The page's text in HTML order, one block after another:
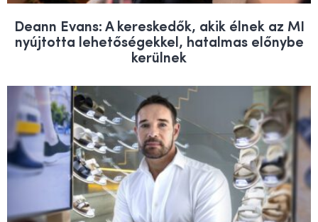
Deann Evans: A kereskedők, akik élnek az MI
nyújtotta lehetőségekkel, hatalmas előnybe
kerülnek